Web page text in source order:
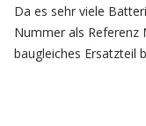
Da es sehr viele
Nummer als Referenz
baugleiches Ersatzteil